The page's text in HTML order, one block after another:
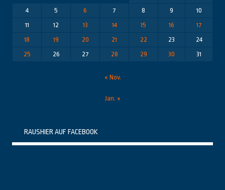
4
5 6 7 8 9
10
11
12 13 14 15 16
17
18
19 20 21 22 23
24
25
26 27 28 29 30 31
« Nov.
Jan. »
RAUSHIER AUF FACEBOOK